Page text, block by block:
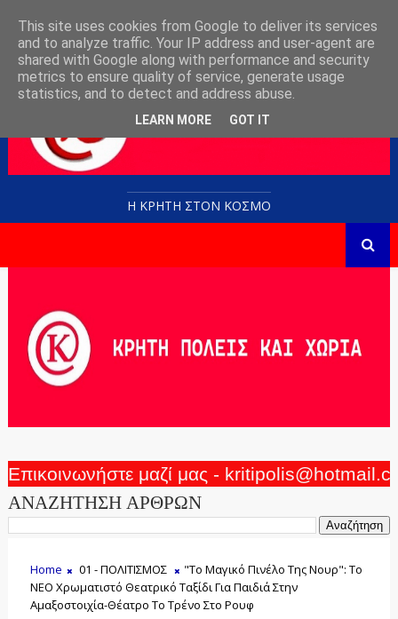
Η ΚΡΗΤΗ ΣΤΟN KOΣΜΟ
Επικοινωνήστε μαζί μας -
ΑΝΑΖΗΤΗΣΗ ΑΡΘΡΩΝ
Home 01 - ΠΟΛΙΤΙΣΜΟΣ
"Το Μαγικό Πινέλο Της Νουρ": Το
ΝΕΟ Χρωματιστό Θεατρικό Ταξίδι Για Παιδιά Στην
Αμαξοστοιχία-Θέατρο Το Τρένο Στο Ρουφ
This site uses cookies from Google to deliver its services
and to analyze traffic. Your IP address and user-agent are
shared with Google along with performance and security
metrics to ensure quality of service, generate usage
statistics, and to detect and address abuse.
LEARN MORE GOT IT